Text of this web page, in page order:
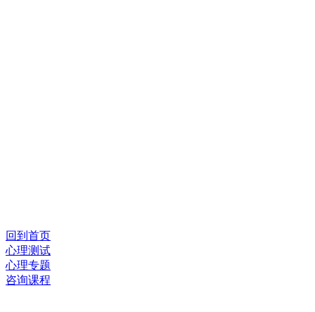
回到首页
心理测试
心理专题
咨询课程